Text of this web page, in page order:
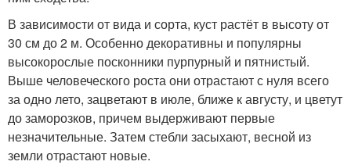
В зависимости от вида и сорта, куст растёт в высоту от
30 см до 2 м. Особенно декоративны и популярны
высокорослые посконники пурпурный и пятнистый.
Выше человеческого роста они отрастают с нуля всего
за одно лето, зацветают в июле, ближе к августу, и цветут
до заморозков, причем выдерживают первые
незначительные. Затем стебли засыхают, весной из
земли отрастают новые.